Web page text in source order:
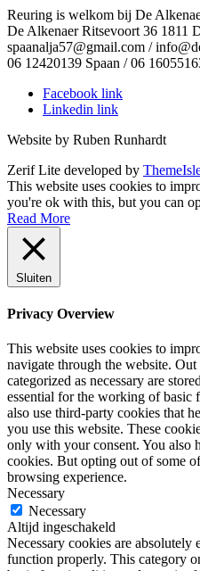
Reuring is welkom bij De
De Alkenaer Ritsevoort 36 1811
spaanalja57@gmail.com /
06 12420139 Spaan / 06
Facebook link
Linkedin link
Website by Ruben Runhardt
Zerif Lite developed by
This website uses cookies to
you're ok with this, but you can
Read More
Sluiten
Privacy Overview
This website uses cookies to
navigate through the website.
categorized as necessary are
essential for the working of basic
also use third-party cookies that
you use this website. These
only with your consent. You also
cookies. But opting out of some
browsing experience.
Necessary
Necessary
Altijd ingeschakeld
Necessary cookies are absolutely
function properly. This category